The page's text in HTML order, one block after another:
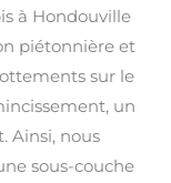
à Hondouville
piétonnière et
sur le
un
Ainsi, nous
sous-couche